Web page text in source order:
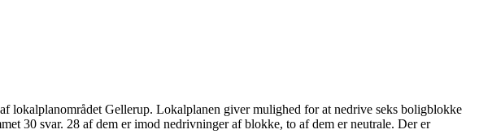
lokalplanområdet Gellerup. Lokalplanen giver mulighed for at nedrive seks boligblokke
30 svar. 28 af dem er imod nedrivninger af blokke, to af dem er neutrale. Der er